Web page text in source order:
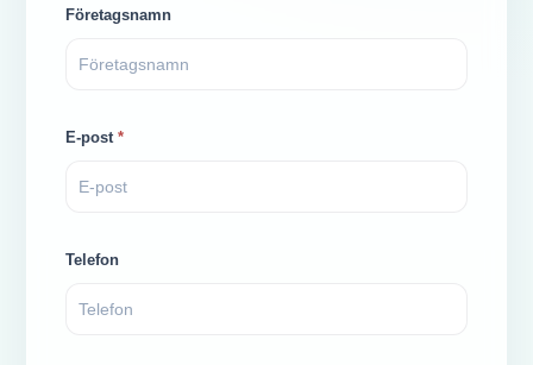
Företagsnamn
E-post*
Telefon